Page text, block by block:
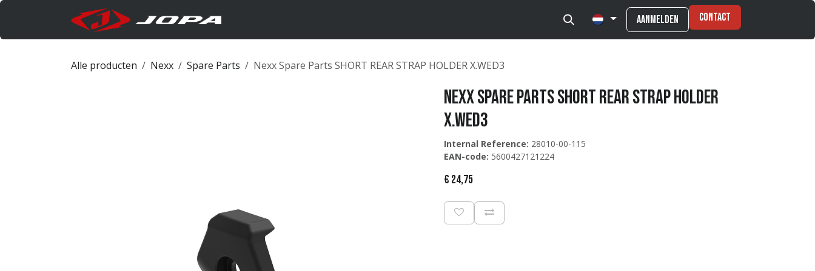
Overslaan naar inhoud
Aanmelden Contact
Alle producten Nexx Spare Parts Nexx Spare Parts SHORT REAR STRAP HOLDER X.WED3
Nexx Spare Parts SHORT REAR STRAP HOLDER
X.WED3
Internal Reference: 28010-00-115
EAN-code: 5600427121224
€ 24,75